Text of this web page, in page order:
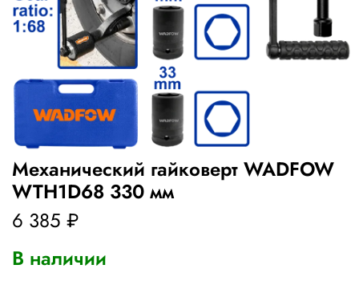
Механический гайковерт WADFOW
WTH1D68 330 мм
6 385 ₽
В наличии